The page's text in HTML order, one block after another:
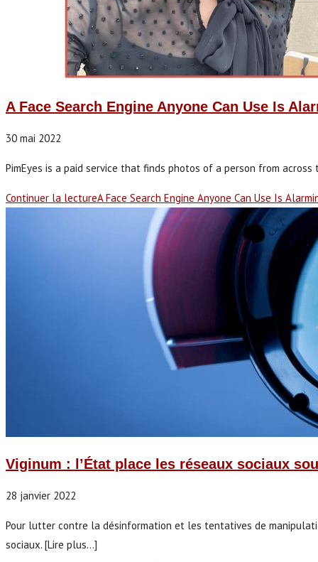
A Face Search Engine Anyone Can Use Is
30 mai 2022
PimEyes is a paid service that finds photos of a person from
Continuer la lectureA Face Search Engine Anyone Can Use Is
Viginum : l’État place les réseaux sociaux
28 janvier 2022
Pour lutter contre la désinformation et les tentatives de
sociaux. [Lire plus...]